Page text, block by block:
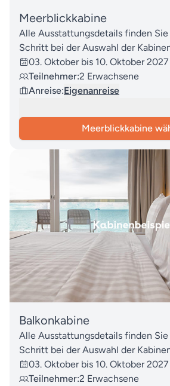
Meerblickkabine
Alle Ausstattungsdetails finden
Schritt bei der Auswahl der
03. Oktober bis 10. Oktober 2027
Teilnehmer:2 Erwachsene
Anreise:Eigenanreise
Meerblickkabine
Balkonkabine
Alle Ausstattungsdetails finden
Schritt bei der Auswahl der
03. Oktober bis 10. Oktober 2027
Teilnehmer:2 Erwachsene